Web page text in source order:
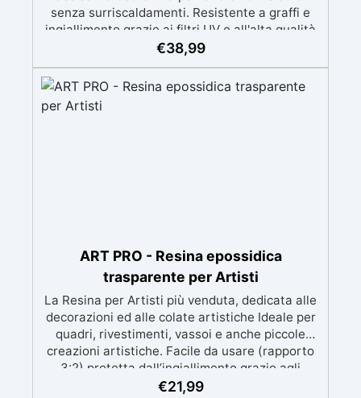
senza surriscaldamenti. Resistente a graffi e
ingiallimento grazie ai filtri UV e all'alta qualità
meccanica. Bassa viscosità per eliminare bolle
BPA/VOC free e certificata per il contatto
prolungato con la pelle.
€38,99
ART PRO - Resina epossidica
trasparente per Artisti
La Resina per Artisti più venduta, dedicata alle
decorazioni ed alle colate artistiche Ideale per
quadri, rivestimenti, vassoi e anche piccole
creazioni artistiche. Facile da usare (rapporto
3:2) protetta dall’ingiallimento grazie agli
speciali filtri UV Formula densa : non cola via,
€21,99